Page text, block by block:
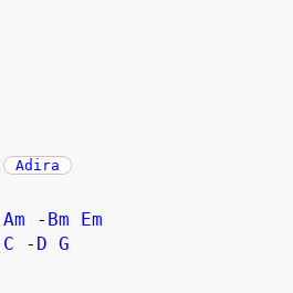
Adira
Am - Bm
Em
C - D G